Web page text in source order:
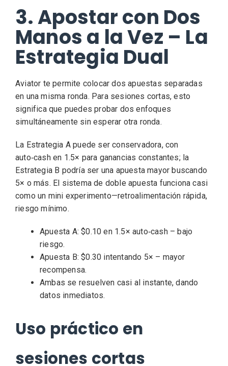
3. Apostar con Dos
Manos a la Vez – La
Estrategia Dual
Aviator te permite colocar dos apuestas separadas
en una misma ronda. Para sesiones cortas, esto
significa que puedes probar dos enfoques
simultáneamente sin esperar otra ronda.
La Estrategia A puede ser conservadora, con
auto‑cash en 1.5× para ganancias constantes; la
Estrategia B podría ser una apuesta mayor buscando
5× o más. El sistema de doble apuesta funciona casi
como un mini experimento—retroalimentación rápida,
riesgo mínimo.
Apuesta A: $0.10 en 1.5× auto‑cash – bajo
riesgo.
Apuesta B: $0.30 intentando 5× – mayor
recompensa.
Ambas se resuelven casi al instante, dando
datos inmediatos.
Uso práctico en
sesiones cortas